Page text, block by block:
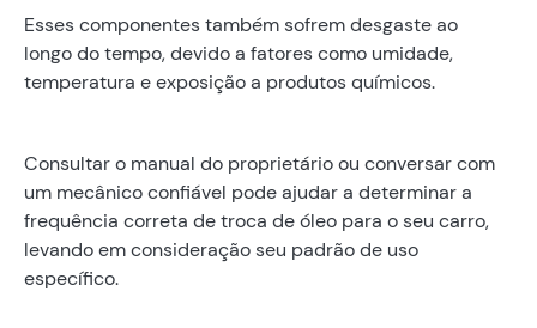
Esses componentes também sofrem desgaste ao
longo do tempo, devido a fatores como umidade,
temperatura e exposição a produtos químicos.
Consultar o manual do proprietário ou conversar com
um mecânico confiável pode ajudar a determinar a
frequência correta de troca de óleo para o seu carro,
levando em consideração seu padrão de uso
específico.